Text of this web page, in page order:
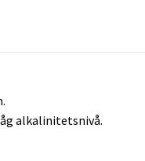
alkalinitetsnivå.